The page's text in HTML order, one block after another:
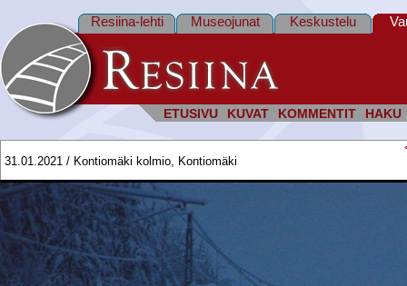
ETUSIVU KUVAT KOMMENTIT HAKU
Resiina-lehti Museojunat Keskustelu
31.01.2021 / Kontiomäki kolmio, Kontiomäki